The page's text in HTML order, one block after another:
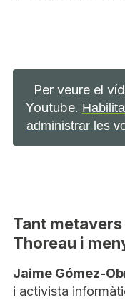
Per veure el
Youtube.
administrar les
Tant
Thoreau i
Jaime Gómez-
i activista